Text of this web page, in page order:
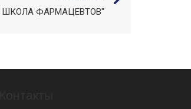
ШКОЛА ФАРМАЦЕВТОВ"